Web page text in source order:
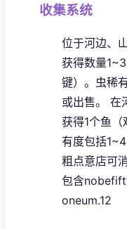
收集系统
位于河边、
获得数量
键）。虫稀
或出售。
在
获得1个鱼
有度包括
粗点意店可
包含
oneum.12